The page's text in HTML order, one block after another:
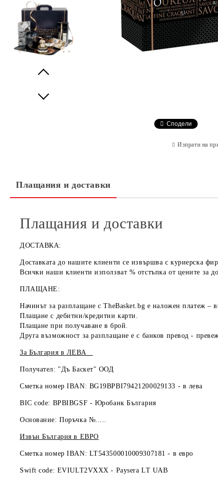
Сподели
Изпрати на
Плащания и доставки
Плащания и доставки
ДОСТАВКА:
Доставката до нашите клиенти се извършва с куриерска
Всички наши клиенти използват % отстъпка от цените за
ПЛАЩАНЕ:
Начинът за разплащане с TheBasket.bg е наложен платеж –
Плащане с дебитни/кредитни карти .
Плащане при получаване в брой.
Друга възможност за разплащане е с банков превод -
За България в ЛЕВА
Получател: "Дъ Баскет" ООД
Сметка номер IBAN: BG19BPBI79421200029133 - в лева
BIC code: BPBIBGSF - Юробанк България
Основание: Поръчка №.....
Извън България в ЕВРО
Сметка номер IBAN: LT543500010009307181 - в евро
Swift code: EVIULT2VXXX - Paysera LT UAB